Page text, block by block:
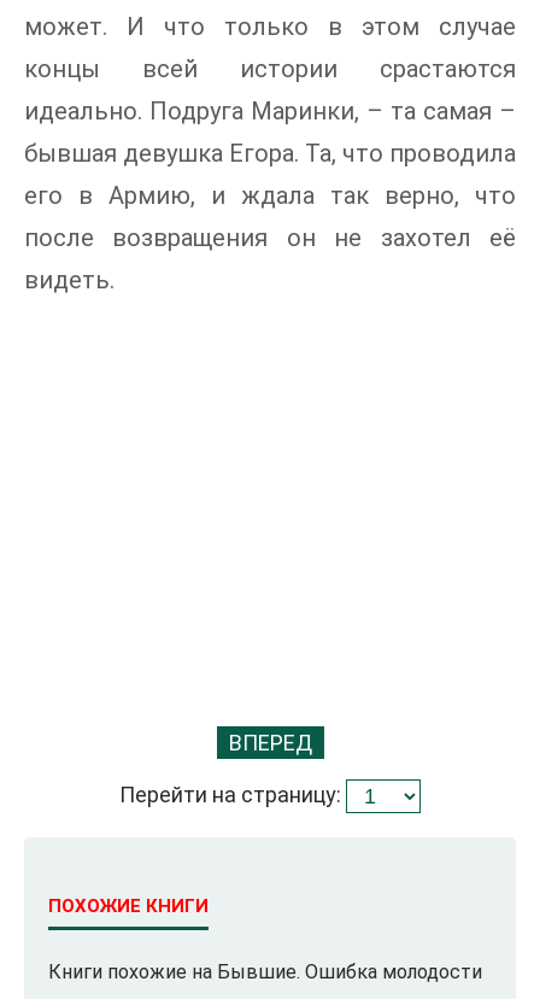
может. И что только в этом случае
концы всей истории срастаются
идеально. Подруга Маринки, – та самая –
бывшая девушка Егора. Та, что проводила
его в Армию, и ждала так верно, что
после возвращения он не захотел её
видеть.
ВПЕРЕД
Перейти на страницу:
ПОХОЖИЕ КНИГИ
Книги похожие на Бывшие. Ошибка молодости